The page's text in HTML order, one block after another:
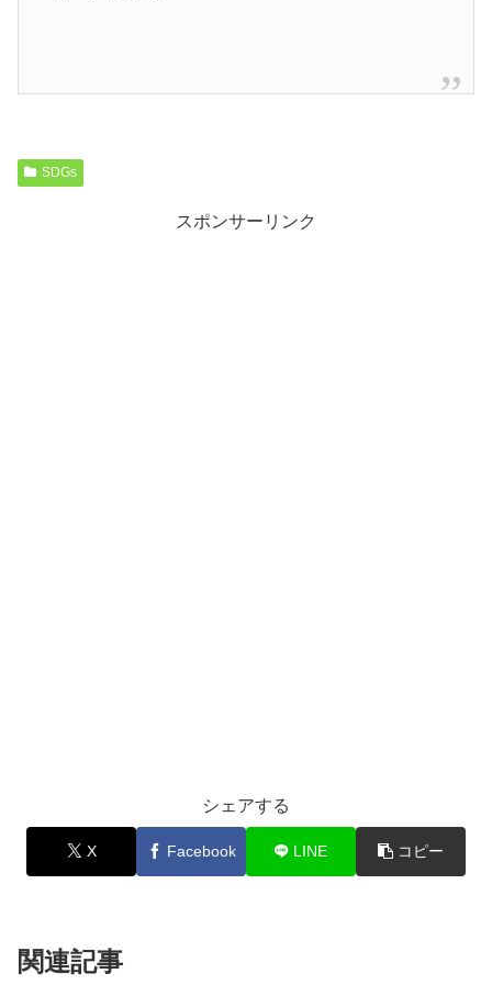
SDGs
スポンサーリンク
シェアする
X Facebook LINE コピー
関連記事